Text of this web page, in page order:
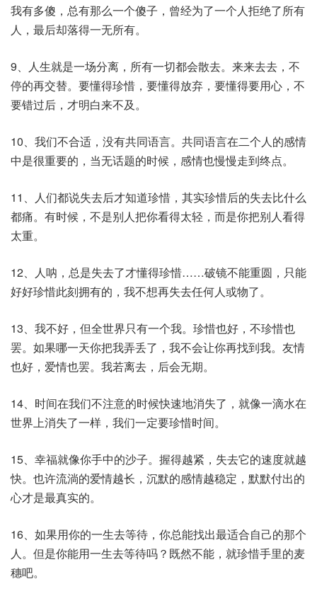
我有多傻，总有那么一个傻子，曾经为了一个人拒绝了所有
人，最后却落得一无所有。
9、人生就是一场分离，所有一切都会散去。来来去去，不
停的再交替。要懂得珍惜，要懂得放弃，要懂得要用心，不
要错过后，才明白来不及。
10、我们不合适，没有共同语言。共同语言在二个人的感情
中是很重要的，当无话题的时候，感情也慢慢走到终点。
11、人们都说失去后才知道珍惜，其实珍惜后的失去比什么
都痛。有时候，不是别人把你看得太轻，而是你把别人看得
太重。
12、人呐，总是失去了才懂得珍惜……破镜不能重圆，只能
好好珍惜此刻拥有的，我不想再失去任何人或物了。
13、我不好，但全世界只有一个我。珍惜也好，不珍惜也
罢。如果哪一天你把我弄丢了，我不会让你再找到我。友情
也好，爱情也罢。我若离去，后会无期。
14、时间在我们不注意的时候快速地消失了，就像一滴水在
世界上消失了一样，我们一定要珍惜时间。
15、幸福就像你手中的沙子。握得越紧，失去它的速度就越
快。也许流淌的爱情越长，沉默的感情越稳定，默默付出的
心才是最真实的。
16、如果用你的一生去等待，你总能找出最适合自己的那个
人。但是你能用一生去等待吗？既然不能，就珍惜手里的麦
穗吧。